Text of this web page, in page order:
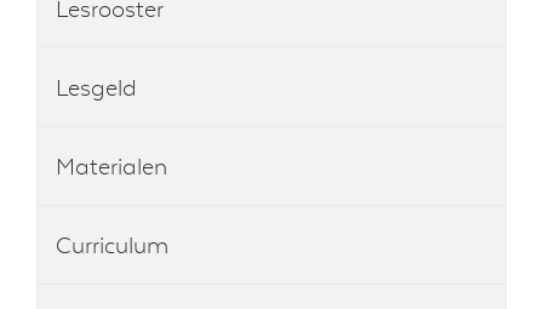
Lesrooster
Lesgeld
Materialen
Curriculum